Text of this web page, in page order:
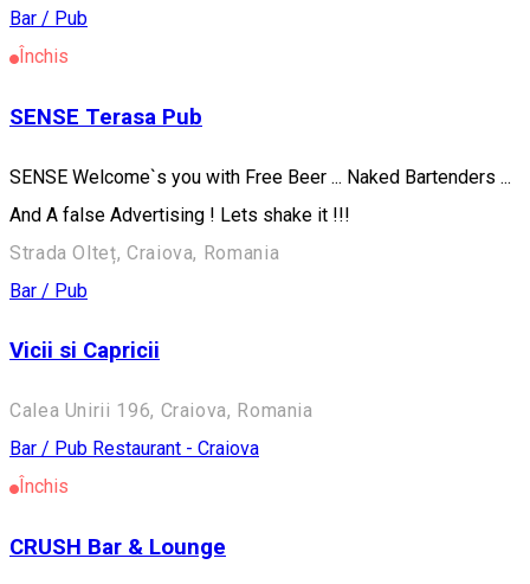
Bar / Pub
Închis
SENSE Terasa Pub
SENSE Welcome`s you with Free Beer ... Naked Bartenders ...
And A false Advertising ! Lets shake it !!!
Strada Olteț, Craiova, Romania
Bar / Pub
Vicii si Capricii
Calea Unirii 196, Craiova, Romania
Bar / Pub Restaurant - Craiova
Închis
CRUSH Bar & Lounge